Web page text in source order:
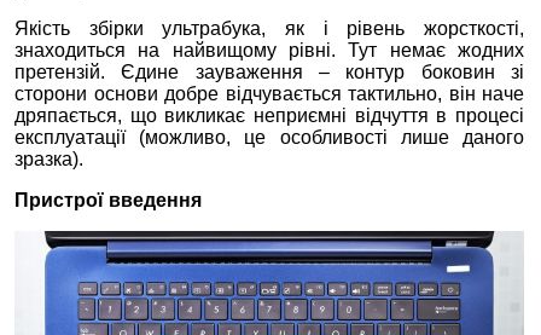
Якість збірки ультрабука, як і рівень жорсткості,
знаходиться на найвищому рівні. Тут немає жодних
претензій. Єдине зауваження – контур боковин зі
сторони основи добре відчувається тактильно, він наче
дряпається, що викликає неприємні відчуття в процесі
експлуатації (можливо, це особливості лише даного
зразка).
Пристрої введення